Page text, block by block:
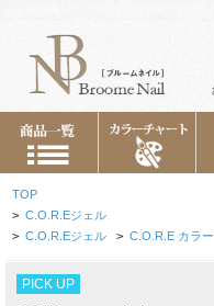
TOP
> C.O.R.Eジェル
> C.O.R.Eジェル > C.O.R.E カラー
PICK UP